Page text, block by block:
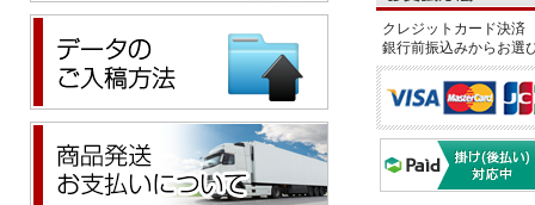
クレジットカード決
銀行前振込みからお選